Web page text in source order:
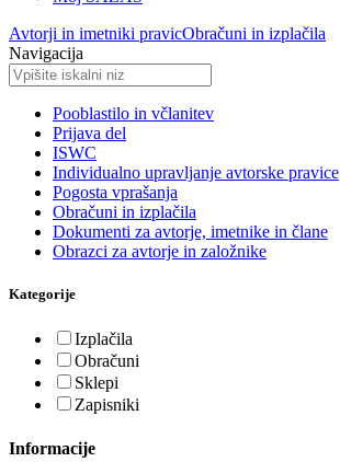
Avtorji in imetniki pravicObračuni in izplačila
Navigacija
Pooblastilo in včlanitev
Prijava del
ISWC
Individualno upravljanje avtorske pravice
Pogosta vprašanja
Obračuni in izplačila
Dokumenti za avtorje, imetnike in člane
Obrazci za avtorje in založnike
Kategorije
Izplačila
Obračuni
Sklepi
Zapisniki
Informacije